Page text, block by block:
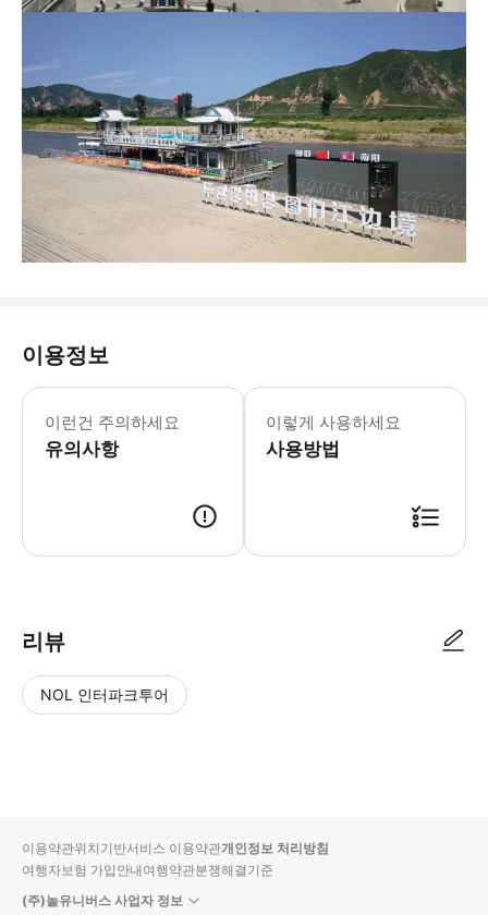
이용정보
이런건 주의하세요
유의사항
이렇게 사용하세요
사용방법
리뷰
NOL 인터파크투어
입니
다.
순
상
이용약관위치기반서비스 이용약관개인정보 처리방침
여행자보험 가입안내여행약관분쟁해결기준
(주)놀유니버스 사업자 정보